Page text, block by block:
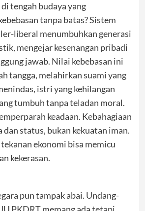
tengah budaya yang
tanpa batas? Sistem
liberal menumbuhkan generasi
mengejar kesenangan pribadi
jawab. Nilai kebebasan ini
tangga, melahirkan suami yang
istri yang kehilangan
tumbuh tanpa teladan moral.
keadaan. Kebahagiaan
status, bukan kekuatan iman.
ekonomi bisa memicu
kekerasan.
pun tampak abai. Undang-